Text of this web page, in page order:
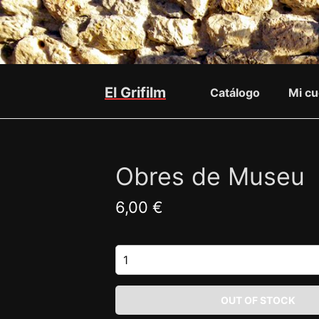
El Grifilm Catálogo Mi
Obres de Museu
6,00 €